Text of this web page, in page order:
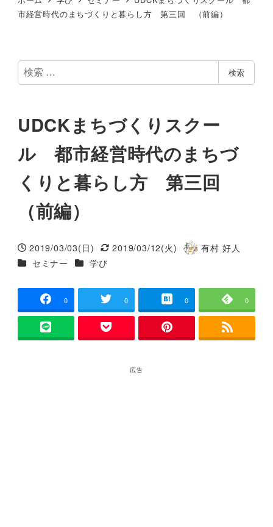
市経営時代のまちづくりと暮らし方 第三回 （前編）
検
索
検索
UDCKまちづくりスクー
ル 都市経営時代のまちづ
くりと暮らし方 第三回
（前編）
投稿日
2019/03/03(日)
更新日
2019/03/12(火)
著
有村 好人
カテゴリー
セミナー カテゴリー
学び
0 0 0 0
広告